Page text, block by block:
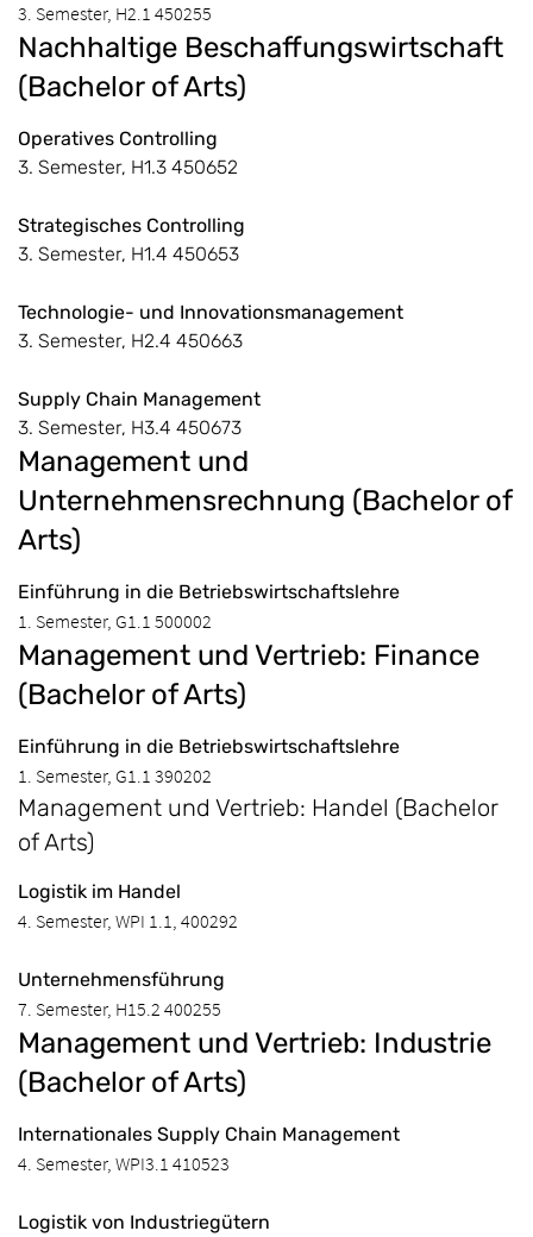
3. Semester, H2.1 450255
Nachhaltige Beschaffungswirtschaft
(Bachelor of Arts)
Operatives Controlling
3. Semester, H1.3 450652
Strategisches Controlling
3. Semester, H1.4 450653
Technologie- und Innovationsmanagement
3. Semester, H2.4 450663
Supply Chain Management
3. Semester, H3.4 450673
Management und
Unternehmensrechnung (Bachelor of
Arts)
Einführung in die Betriebswirtschaftslehre
1. Semester, G1.1 500002
Management und Vertrieb: Finance
(Bachelor of Arts)
Einführung in die Betriebswirtschaftslehre
1. Semester, G1.1 390202
Management und Vertrieb: Handel (Bachelor
of Arts)
Logistik im Handel
4. Semester, WPI 1.1, 400292
Unternehmensführung
7. Semester, H15.2 400255
Management und Vertrieb: Industrie
(Bachelor of Arts)
Internationales Supply Chain Management
4. Semester, WPI3.1 410523
Logistik von Industriegütern